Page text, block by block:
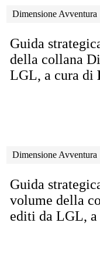
Dimensione
Guida
della collana
LGL, a cura di
Dimensione
Guida
volume della
editi da LGL, a